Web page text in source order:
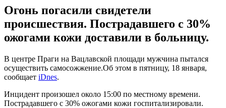
Огонь погасили свидетели
происшествия. Пострадавшего с 30%
ожогами кожи доставили в больницу.
В центре Праги на Вацлавской площади мужчина пытался
осуществить самосожжение.Об этом в пятницу, 18 января,
сообщает iDnes.
Инцидент произошел около 15:00 по местному времени.
Пострадавшего с 30% ожогами кожи госпитализировали.